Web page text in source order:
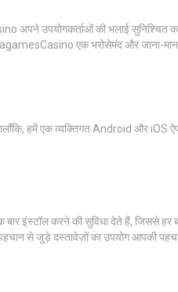
अपने उपयोगकर्ताओं की भलाई सुनिश्चित
एक भरोसेमंद और जाना-
हमें एक व्यक्तिगत Android और iOS
इंस्टॉल करने की सुविधा देते हैं, जिससे
से जुड़े दस्तावेज़ों का उपयोग आपकी पहचान